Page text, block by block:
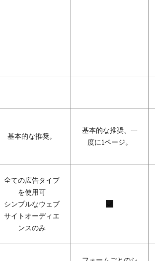
基本的な推奨。
基本的な推奨、一
度に1ページ。
全ての広告タイプ
を使用可
シンプルなウェブ
サイトオーディエ
ンスのみ